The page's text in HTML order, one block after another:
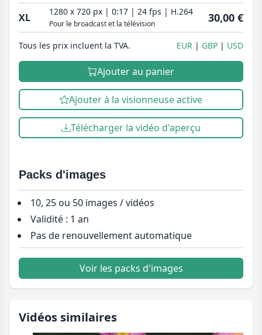
XL 1280 x 720 px | 0:17 | 24 fps | H.264
Pour le broadcast et la télévision 30,00 €
Tous les prix incluent la TVA. EUR GBP USD
Ajouter au panier
Ajouter à la visionneuse active
Télécharger la vidéo d'aperçu
Packs d'images
10, 25 ou 50 images / vidéos
Validité : 1 an
Pas de renouvellement automatique
Voir les packs d'images
Vidéos similaires